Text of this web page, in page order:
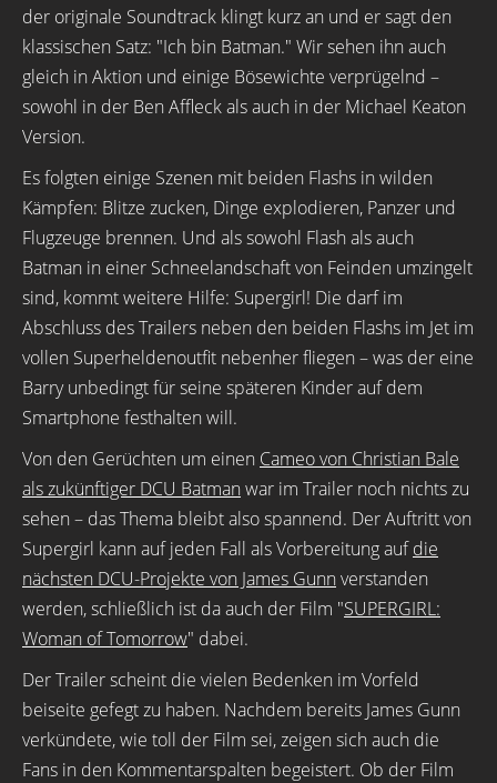
der originale Soundtrack klingt kurz an und er sagt den
klassischen Satz: "Ich bin Batman." Wir sehen ihn auch
gleich in Aktion und einige Bösewichte verprügelnd –
sowohl in der Ben Affleck als auch in der Michael Keaton
Version.
Es folgten einige Szenen mit beiden Flashs in wilden
Kämpfen: Blitze zucken, Dinge explodieren, Panzer und
Flugzeuge brennen. Und als sowohl Flash als auch
Batman in einer Schneelandschaft von Feinden umzingelt
sind, kommt weitere Hilfe: Supergirl! Die darf im
Abschluss des Trailers neben den beiden Flashs im Jet im
vollen Superheldenoutfit nebenher fliegen – was der eine
Barry unbedingt für seine späteren Kinder auf dem
Smartphone festhalten will.
Von den Gerüchten um einen Cameo von Christian Bale
als zukünftiger DCU Batman war im Trailer noch nichts zu
sehen – das Thema bleibt also spannend. Der Auftritt von
Supergirl kann auf jeden Fall als Vorbereitung aufdie
nächsten DCU-Projekte von James Gunn verstanden
werden, schließlich ist da auch der Film "SUPERGIRL:
Woman of Tomorrow" dabei.
Der Trailer scheint die vielen Bedenken im Vorfeld
beiseite gefegt zu haben. Nachdem bereits James Gunn
verkündete, wie toll der Film sei, zeigen sich auch die
Fans in den Kommentarspalten begeistert. Ob der Film